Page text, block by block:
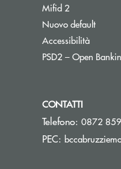
Mifid 2
Nuovo defaultApre
Accessibilità
PSD2 – Open
CONTATTI
Telefono: 0872
PEC: